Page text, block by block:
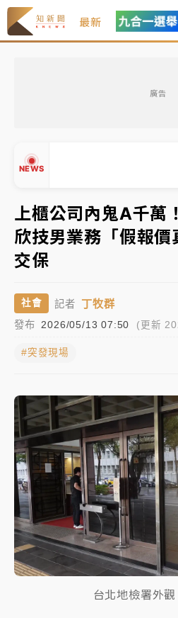
最新
廣告
NEWS
中信慈善基金會想增加董事人
故宮《龍藏經》特展第2檔！
周六起展出延長至晚上7時
台東農業處長涉圖利渡假村！
押庭
父親節泡湯了！中颱白海豚雨
雨熱區曝
女律師陳昱瑄詐慈濟10億！黃
旅局回應了
中信慈善基金會想增加董事人
駁 理由曝光
故宮《龍藏經》特展第2檔！
周六起展出延長至晚上7時
台東農業處長涉圖利渡假村
押庭
父親節泡湯了！中颱白海豚
▼
上櫃公司內鬼A千萬
欣技男業務「假報
交保
社會 記者 丁牧群
發布 2026/05/13 07:50 (更新
#突發現場
台北地檢署外